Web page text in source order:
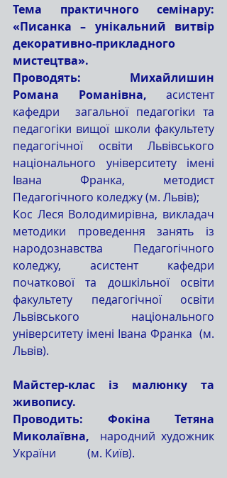
Тема практичного семінару:
«Писанка – унікальний витвір
декоративно-прикладного
мистецтва».
Проводять: Михайлишин
Романа Романівна, асистент
кафедри  загальної педагогіки та
педагогіки вищої школи факультету
педагогічної освіти Львівського
національного університету імені
Івана Франка, методист
Педагогічного коледжу (м. Львів);
Кос Леся Володимирівна, викладач
методики проведення занять із
народознавства Педагогічного
коледжу, асистент кафедри
початкової та дошкільної освіти
факультету педагогічної освіти
Львівського національного
університету імені Івана Франка  (м.
Львів).
Майстер-клас із малюнку та
живопису.
Проводить: Фокіна Тетяна
Миколаївна,
  народний художник
України           (м. Київ).